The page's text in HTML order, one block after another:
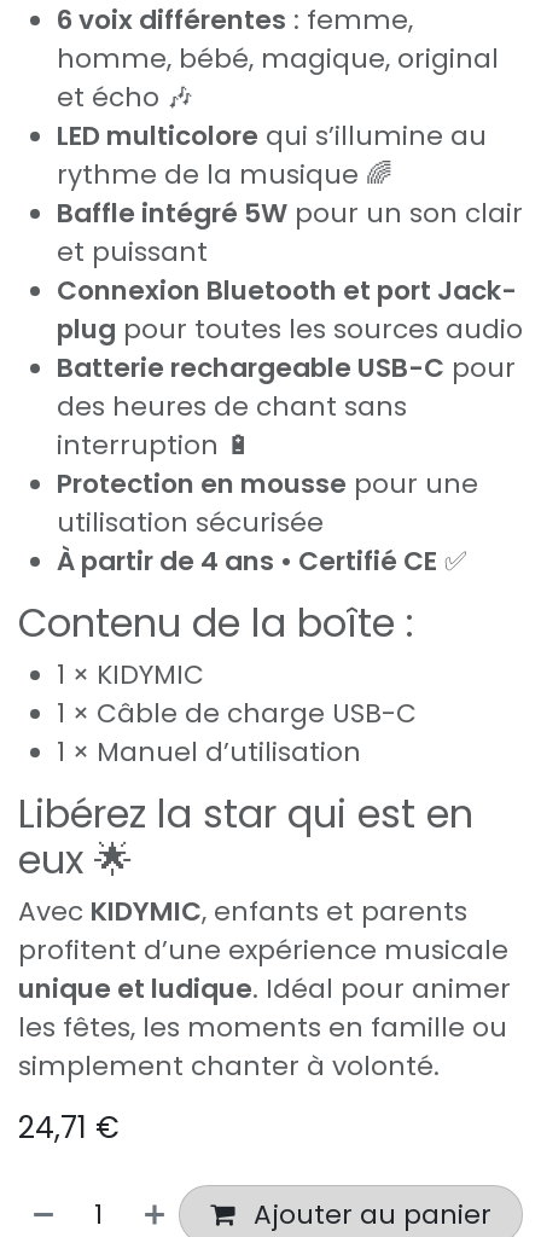
6 voix différentes : femme,
homme, bébé, magique, original
et écho 🎶
LED multicolore qui s’illumine au
rythme de la musique 🌈
Baffle intégré 5W pour un son clair
et puissant
Connexion Bluetooth et port Jack-
plug pour toutes les sources audio
Batterie rechargeable USB-C pour
des heures de chant sans
interruption 🔋
Protection en mousse pour une
utilisation sécurisée
À partir de 4 ans • Certifié CE ✅
Contenu de la boîte :
1 × KIDYMIC
1 × Câble de charge USB-C
1 × Manuel d’utilisation
Libérez la star qui est en
eux 🌟
Avec KIDYMIC, enfants et parents
profitent d’une expérience musicale
unique et ludique. Idéal pour animer
les fêtes, les moments en famille ou
simplement chanter à volonté.
24,71 €
Ajouter au panier